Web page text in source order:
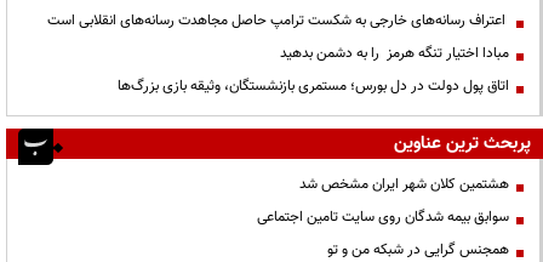
اعتراف رسانه‌های خارجی به شکست ترامپ حاصل مجاهدت رسانه‌های انقلابی است
مبادا اختیار تنگه هرمز را به دشمن بدهید
اتاق پول دولت در دل بورس؛ مستمری بازنشستگان، وثیقه بازی بزرگ‌ها
پربحث ترین عناوین
هشتمین کلان شهر ایران مشخص شد
سوابق بیمه شدگان روی سایت تامین اجتماعی
همجنس گرایی در شبکه من و تو